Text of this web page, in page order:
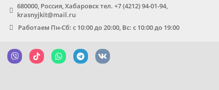
680000, Россия, Хабаровск тел. +7 (4212) 94-01-94,
krasnyjkit@mail.ru
Работаем Пн-Сб: с 10:00 до 20:00, Вс: с 10:00 до 19:00